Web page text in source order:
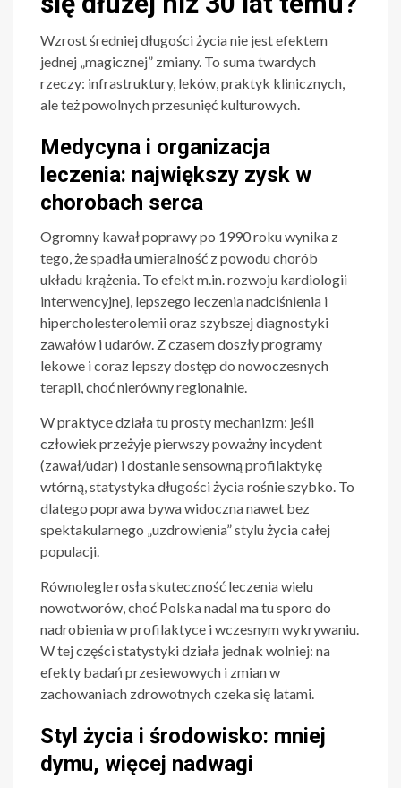
Wzrost średniej długości życia nie jest efektem
jednej „magicznej” zmiany. To suma twardych
rzeczy: infrastruktury, leków, praktyk klinicznych,
ale też powolnych przesunięć kulturowych.
Medycyna i organizacja
leczenia: największy zysk w
chorobach serca
Ogromny kawał poprawy po 1990 roku wynika z
tego, że spadła umieralność z powodu chorób
układu krążenia. To efekt m.in. rozwoju kardiologii
interwencyjnej, lepszego leczenia nadciśnienia i
hipercholesterolemii oraz szybszej diagnostyki
zawałów i udarów. Z czasem doszły programy
lekowe i coraz lepszy dostęp do nowoczesnych
terapii, choć nierówny regionalnie.
W praktyce działa tu prosty mechanizm: jeśli
człowiek przeżyje pierwszy poważny incydent
(zawał/udar) i dostanie sensowną profilaktykę
wtórną, statystyka długości życia rośnie szybko. To
dlatego poprawa bywa widoczna nawet bez
spektakularnego „uzdrowienia” stylu życia całej
populacji.
Równolegle rosła skuteczność leczenia wielu
nowotworów, choć Polska nadal ma tu sporo do
nadrobienia w profilaktyce i wczesnym wykrywaniu.
W tej części statystyki działa jednak wolniej: na
efekty badań przesiewowych i zmian w
zachowaniach zdrowotnych czeka się latami.
Styl życia i środowisko: mniej
dymu, więcej nadwagi